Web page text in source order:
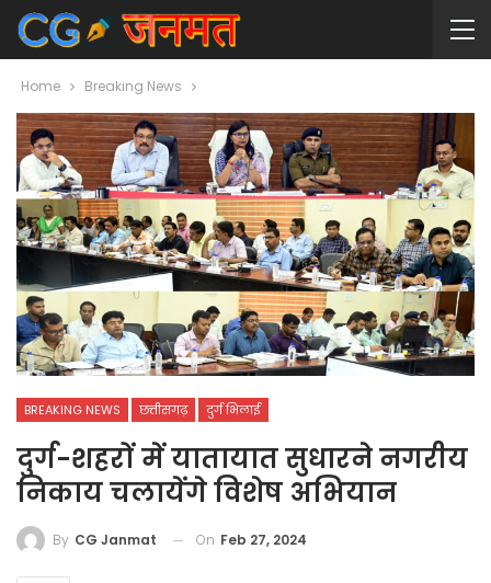
Home Breaking News
BREAKING NEWS छत्तीसगढ़ दुर्ग भिलाई
दुर्ग-शहरों में यातायात सुधारने नगरीय
निकाय चलायेंगे विशेष अभियान
By CG Janmat On Feb 27, 2024